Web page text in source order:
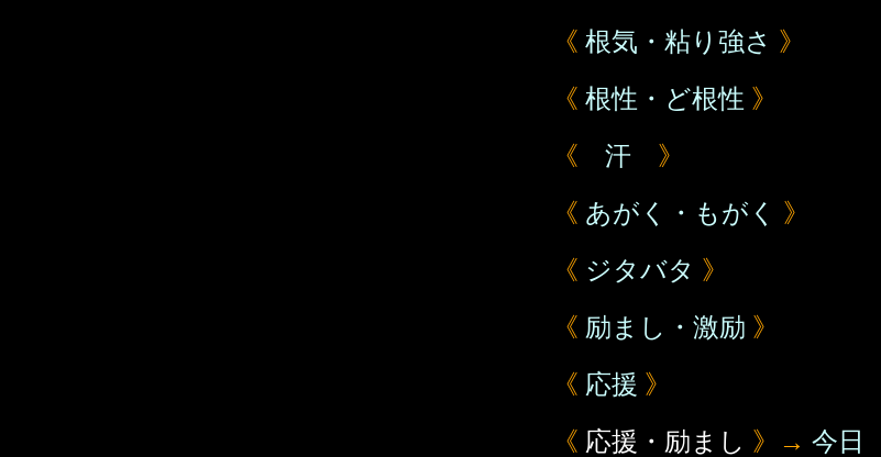
《 根気・粘り強さ 》
《 根性・ど根性 》
《 汗 》
《 あがく・もがく
》
《 ジタバタ 》
《 励まし・激励 》
《 応援 》
《 応援・励まし 》→ 今日